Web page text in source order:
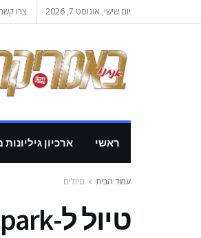
יום שישי, אוגוסט 7, 2026 צרו קשר
ראשי ארכיון
עמוד הבית טיולים
טיול ל-Baldwin hills / Kenneth Hahn park